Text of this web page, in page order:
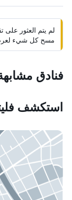
لم يتم العثور على
مسح كل شيء
فنادق
استكشف